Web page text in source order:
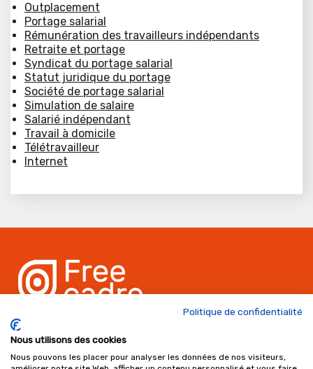
Outplacement
Portage salarial
Rémunération des travailleurs indépendants
Retraite et portage
Syndicat du portage salarial
Statut juridique du portage
Société de portage salarial
Simulation de salaire
Salarié indépendant
Travail à domicile
Télétravailleur
Internet
Freecadre, les portes d'Uzès, 1 rue Vincent Faita 30000
Ouverture de 9h à 17 h les jours ouvrés
Politique de confidentialité
Nous utilisons des cookies
Nous pouvons les placer pour analyser les données de nos visiteurs,